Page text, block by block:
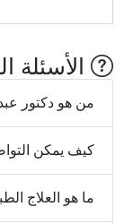
الأسئلة
من هو دكتور
كيف يمكن
ما هو العلاج